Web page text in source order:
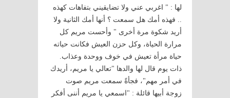
لها : " اغربي عني ولا تضايقيني بتفاهات كهذه
.. فهذه أمك هل سمعت ؟ أنها أمك الثانية ولا
أريد شكوة مرة أخرى " وأحست مريم كل
مرارة الحياة، وكل حزن العيش فكانت حياته
حياة مرأة تعيش في خوف ووحدة وعذاب.
ذات يوم قال لها والدها "تعالي يا مريم، أريدك
في أمر مهم"، فجأةً سمعت مريم صوت
زوجة أبيها قائلة : "اسمعي يا مريم أننى أفكر